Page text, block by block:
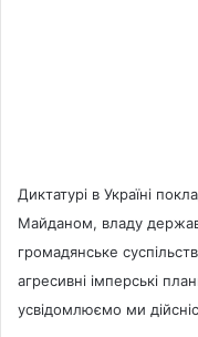
Диктатурі в Україні
Майданом, владу
громадянське
агресивні імперські
усвідомлюємо ми